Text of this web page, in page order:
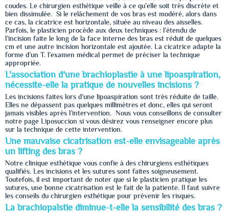
coudes. Le chirurgien esthétique veille à ce qu’elle soit très discrète et
bien dissimulée. Si le relâchement de vos bras est modéré, alors dans
ce cas, la cicatrice est horizontale, située au niveau des aisselles.
Parfois, le plasticien procède aux deux techniques : l’étendu de
l’incision faite le long de la face interne des bras est réduit de quelques
cm et une autre incision horizontale est ajoutée. La cicatrice adapte la
forme d’un T. l’examen médical permet de préciser la technique
appropriée.
L’association d’une brachioplastie à une lipoaspiration,
nécessite-elle la pratique de nouvelles incisions ?
Les incisions faites lors d’une lipoaspiration sont très réduite de taille.
Elles ne dépassent pas quelques millimètres et donc, elles qui seront
jamais visibles après l’intervention. Nous vous conseillons de consulter
notre page Liposuccion si vous désirez vous renseigner encore plus
sur la technique de cette intervention.
Une mauvaise cicatrisation est-elle envisageable après
un lifting des bras ?
Notre clinique esthétique vous confie à des chirurgiens esthétiques
qualifiés. Les incisions et les sutures sont faites soigneusement.
Toutefois, il est important de noter que si le plasticien pratique les
sutures, une bonne cicatrisation est le fait de la patiente. Il faut suivre
les conseils du chirurgien esthétique pour prévenir les risques.
La brachiopalstie diminue-t-elle la sensibilité des bras ?